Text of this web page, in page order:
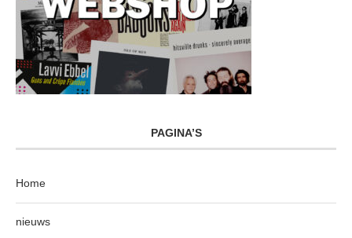
PAGINA’S
Home
nieuws